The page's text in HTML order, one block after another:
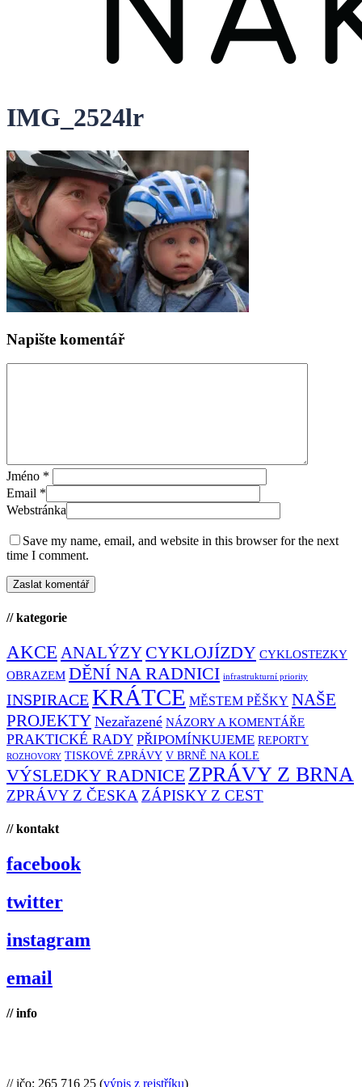
IMG_2524lr
Napište komentář
Jméno *
Email *
Webstránka
Save my name, email, and website in this browser for the next
time I comment.
// kategorie
AKCE ANALÝZY CYKLOJÍZDY CYKLOSTEZKY
OBRAZEM DĚNÍ NA RADNICI infrastrukturní priority
INSPIRACEKRÁTCE MĚSTEM PĚŠKY NAŠE
PROJEKTY Nezařazené NÁZORY A KOMENTÁŘE
PRAKTICKÉ RADY PŘIPOMÍNKUJEME REPORTY
ROZHOVORY TISKOVÉ ZPRÁVY V BRNĚ NA KOLE
VÝSLEDKY RADNICE ZPRÁVY Z BRNA
ZPRÁVY Z ČESKA ZÁPISKY Z CEST
// kontakt
facebook
twitter
instagram
email
// info
// ičo: 265 716 25 (výpis z rejstříku)